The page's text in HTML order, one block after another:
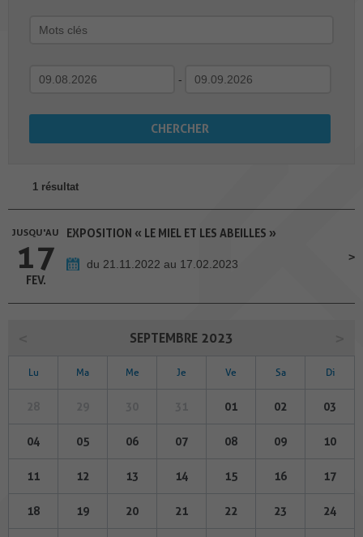
-
1 résultat
JUSQU'AU
17
FEV.
EXPOSITION « LE MIEL ET LES ABEILLES »
du 21.11.2022 au 17.02.2023
SEPTEMBRE 2023
Lu Ma Me Je Ve Sa Di
01 02 03
04 05 06 07 08 09 10
11 12 13 14 15 16 17
18 19 20 21 22 23 24